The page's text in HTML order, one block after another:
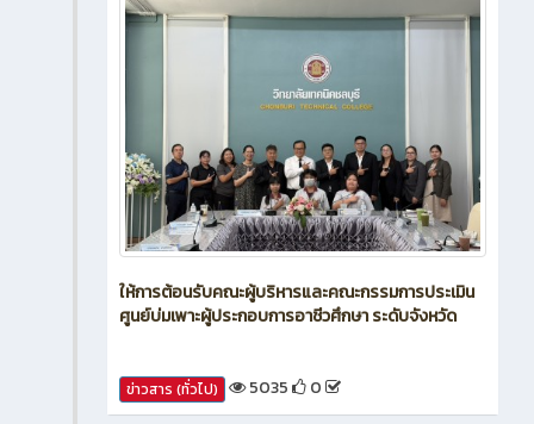
ให้การต้อนรับคณะผู้บริหารและคณะกรรมการประเมิน
ศูนย์บ่มเพาะผู้ประกอบการอาชีวศึกษา ระดับจังหวัด
ข่าวสาร (ทั่วไป) 5035 0